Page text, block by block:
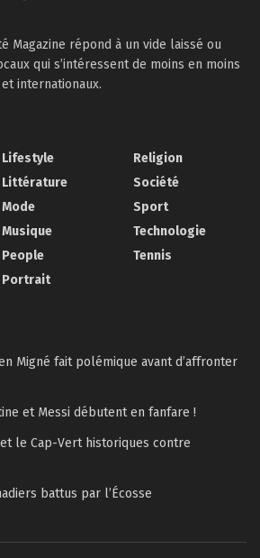
Magazine répond à un vide laissé ou
qui s’intéressent de moins en moins
internationaux.
Lifestyle
Littérature
Mode
Musique
People
Portrait
Religion
Société
Sport
Technologie
Tennis
Migné fait polémique avant d’affronter
et Messi débutent en fanfare !
et le Cap-Vert historiques contre
battus par l’Écosse